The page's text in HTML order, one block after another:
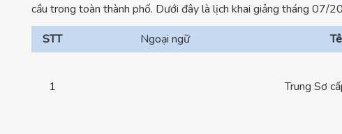
cầu trong toàn thành phố. Dưới đây là lịch khai giảng tháng 07/
STT
Ngoại ngữ
1 Trung Sơ